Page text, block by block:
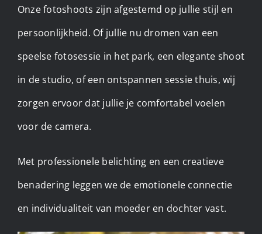
Onze fotoshoots zijn afgestemd op jullie stijl en
persoonlijkheid. Of jullie nu dromen van een
speelse fotosessie in het park, een elegante shoot
in de studio, of een ontspannen sessie thuis, wij
zorgen ervoor dat jullie je comfortabel voelen
voor de camera.
Met professionele belichting en een creatieve
benadering leggen we de emotionele connectie
en individualiteit van moeder en dochter vast.